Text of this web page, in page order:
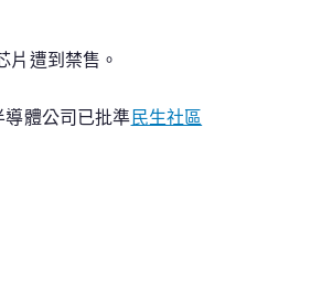
遭到禁售。
導體公司已批準 民生社區